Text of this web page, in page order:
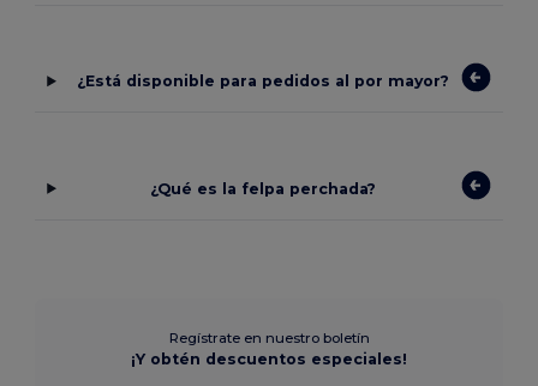
¿Está disponible para pedidos al por mayor?
¿Qué es la felpa perchada?
Regístrate en nuestro boletín
¡Y obtén descuentos especiales!